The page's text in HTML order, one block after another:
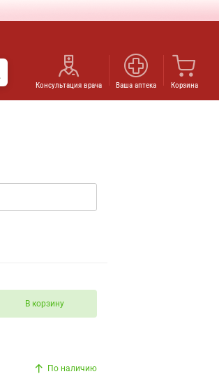
Консультация врача Ваша аптека Корзина
В корзину
По наличию